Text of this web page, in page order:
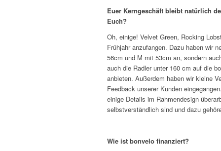
Euer Kerngeschäft bleibt natürlich
Euch?
Oh, einige! Velvet Green, Rocking
Frühjahr anzufangen. Dazu haben wir
56cm und M mit 53cm an, sondern
auch die Radler unter 160 cm auf die
anbieten. Außerdem haben wir kleine
Feedback unserer Kunden
einige Details im Rahmendesign
selbstverständlich sind und dazu
Wie ist bonvelo finanziert?